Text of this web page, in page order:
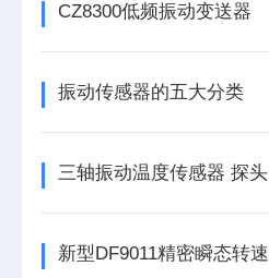
CZ8300低频振动变送器
振动传感器的五大分类
三轴振动温度传感器 探头